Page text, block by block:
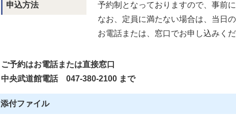
申込方法
予約制となっておりますので、事前に
なお、定員に満たない場合は、当日
お電話または、窓口でお申し込みくだ
ご予約はお電話または直接窓口
中央武道館電話 047-380-2100 まで
添付ファイル